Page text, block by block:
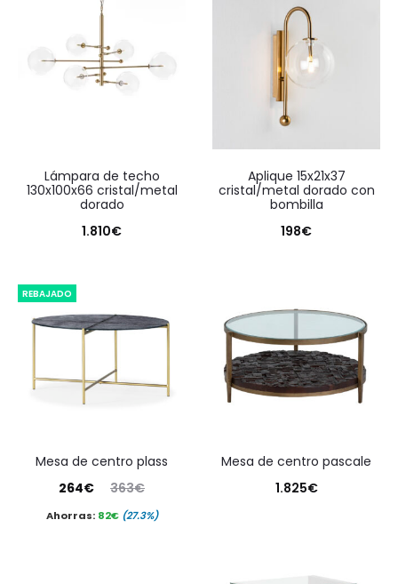
lámpara de techo
130x100x66 cristal/metal
dorado
1.810€
aplique 15x21x37
cristal/metal dorado con
bombilla
198€
REBAJADO
mesa de centro plass
363€
El
precio
264€
precioAhorras: 82€ (27.3%)
mesa de centro pascale
1.825€